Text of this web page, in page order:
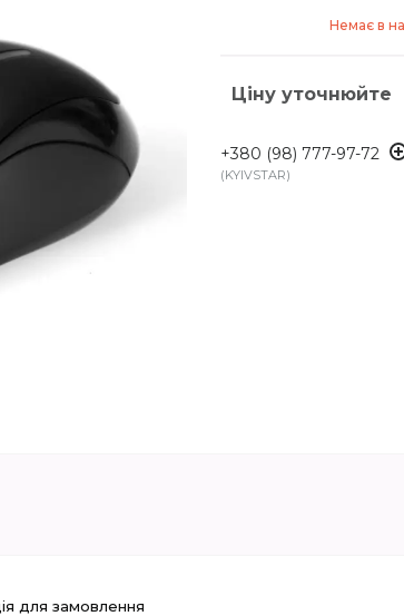
Немає в
Ціну уточнюйте
+380 (98) 777-97-72
KYIVSTAR
для замовлення